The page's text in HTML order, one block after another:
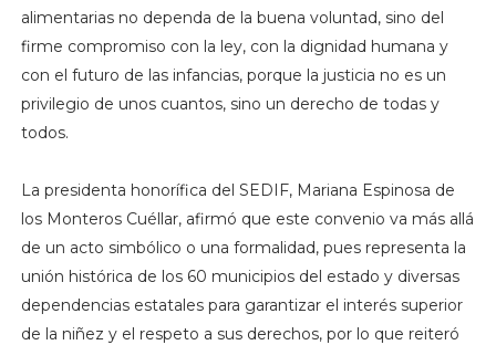
alimentarias no dependa de la buena voluntad, sino del
firme compromiso con la ley, con la dignidad humana y
con el futuro de las infancias, porque la justicia no es un
privilegio de unos cuantos, sino un derecho de todas y
todos.
La presidenta honorífica del SEDIF, Mariana Espinosa de
los Monteros Cuéllar, afirmó que este convenio va más allá
de un acto simbólico o una formalidad, pues representa la
unión histórica de los 60 municipios del estado y diversas
dependencias estatales para garantizar el interés superior
de la niñez y el respeto a sus derechos, por lo que reiteró